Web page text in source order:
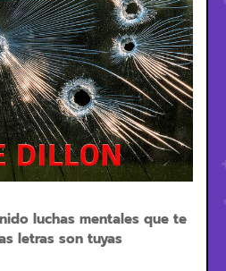
luchas mentales que te
letras son tuyas